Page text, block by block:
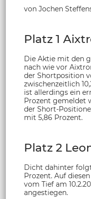
von Jochen
Platz 1
Die Aktie mit den
nach wie vor
der Shortposition
zwischenzeitlich
ist allerdings ein
Prozent gemeldet
der Short-
mit 5,86 Prozent.
Platz 2
Dicht dahinter
Prozent. Auf
vom Tief am
angestiegen.